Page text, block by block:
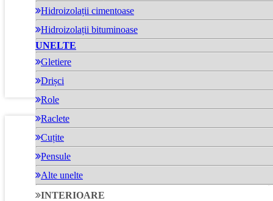
Hidroizolații cimentoase
Hidroizolații bituminoase
UNELTE
Gletiere
Drișci
Role
Raclete
Cuțite
Pensule
Alte unelte
INTERIOARE
Quick Cut
WS Quick Cut